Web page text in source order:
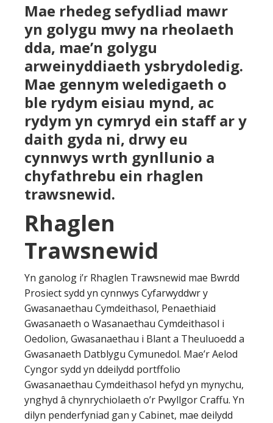
Mae rhedeg sefydliad mawr
yn golygu mwy na rheolaeth
dda, mae’n golygu
arweinyddiaeth ysbrydoledig.
Mae gennym weledigaeth o
ble rydym eisiau mynd, ac
rydym yn cymryd ein staff ar y
daith gyda ni, drwy eu
cynnwys wrth gynllunio a
chyfathrebu ein rhaglen
trawsnewid.
Rhaglen
Trawsnewid
Yn ganolog i’r Rhaglen Trawsnewid mae Bwrdd
Prosiect sydd yn cynnwys Cyfarwyddwr y
Gwasanaethau Cymdeithasol, Penaethiaid
Gwasanaeth o Wasanaethau Cymdeithasol i
Oedolion, Gwasanaethau i Blant a Theuluoedd a
Gwasanaeth Datblygu Cymunedol. Mae’r Aelod
Cyngor sydd yn ddeilydd portffolio
Gwasanaethau Cymdeithasol hefyd yn mynychu,
ynghyd â chynrychiolaeth o’r Pwyllgor Craffu. Yn
dilyn penderfyniad gan y Cabinet, mae deilydd